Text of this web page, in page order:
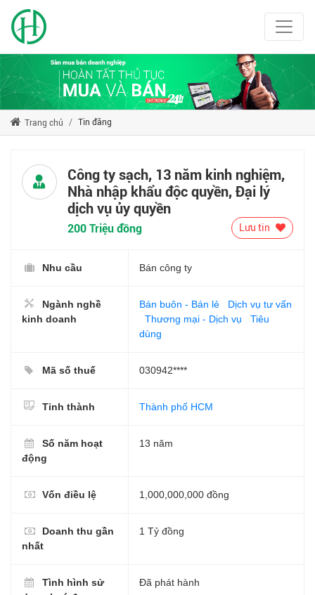
Trang chủ Tin đăng
Công ty sạch, 13 năm kinh nghiệm,
Nhà nhập khẩu độc quyền, Đại lý
dịch vụ ủy quyền
200 Triệu đồng Lưu tin
Nhu cầu Bán công ty
Ngành nghề
kinh doanh
Bán buôn - Bán lẻ
Dịch vụ tư vấn
Thương mại - Dịch vụ
Tiêu
dùng
Mã số thuế 030942****
Tỉnh thành Thành phố HCM
Số năm hoạt
động
13 năm
Vốn điều lệ 1,000,000,000 đồng
Doanh thu gần
nhất
1 Tỷ đồng
Tình hình sử
Đã phát hành